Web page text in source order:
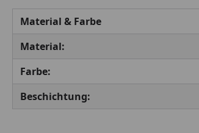
Material & Farbe
Material:
Farbe:
Beschichtung: